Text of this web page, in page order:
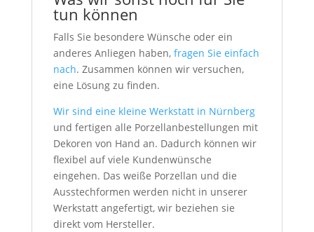
tun können
Falls Sie besondere Wünsche oder ein
anderes Anliegen haben, fragen Sie einfach
nach. Zusammen können wir versuchen,
eine Lösung zu finden.
Wir sind eine kleine Werkstatt in Nürnberg
und fertigen alle Porzellanbestellungen mit
Dekoren von Hand an. Dadurch können wir
flexibel auf viele Kundenwünsche
eingehen. Das weiße Porzellan und die
Ausstechformen werden nicht in unserer
Werkstatt angefertigt, wir beziehen sie
direkt vom Hersteller.